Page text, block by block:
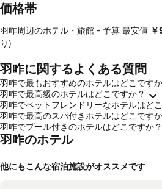
価格帯
羽咋周辺のホテル・旅館 - 予算 最安値
り)
羽咋に関するよくある質問
羽咋で最もおすすめのホテルはどこです
羽咋で最高級のホテルはどこですか？
羽咋でペットフレンドリーなホテルはど
羽咋で最高のスパ付きホテルはどこです
羽咋でプール付きのホテルはどこですか？
羽咋のホテル
他にもこんな宿泊施設がオススメです